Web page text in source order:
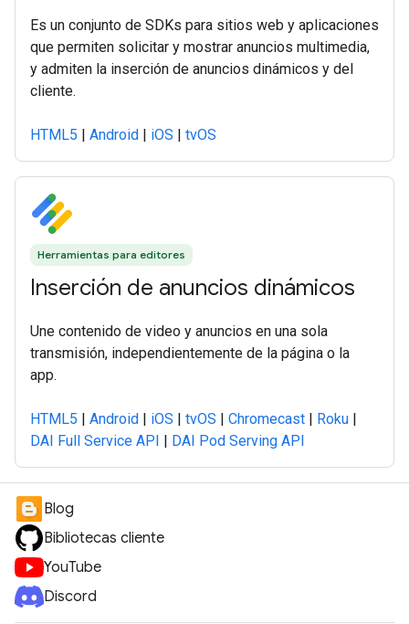
Es un conjunto de SDKs para sitios web y aplicaciones
que permiten solicitar y mostrar anuncios multimedia,
y admiten la inserción de anuncios dinámicos y del
cliente.
HTML5 | Android | iOS | tvOS
Herramientas para editores
Inserción de anuncios dinámicos
Une contenido de video y anuncios en una sola
transmisión, independientemente de la página o la
app.
HTML5 | Android | iOS | tvOS | Chromecast | Roku |
DAI Full Service API | DAI Pod Serving API
Blog
Bibliotecas cliente
YouTube
Discord